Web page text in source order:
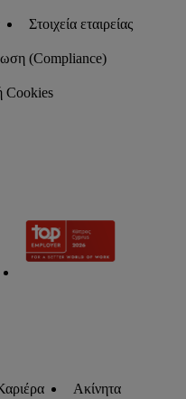
Στοιχεία εταιρείας
(Compliance)
Cookies
Ακίνητα